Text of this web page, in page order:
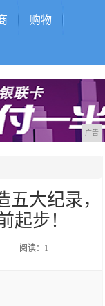
购物
广告
大纪录，
起步！
阅读：1